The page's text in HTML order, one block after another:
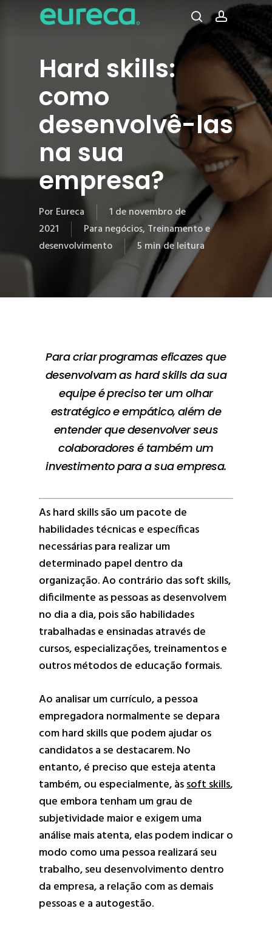
conteúdo
procuraconta
Hard skills:
como
desenvolvê-las
na sua
empresa?
Por Eureca
1 de novembro de
2021
Para negócios, Treinamento e
desenvolvimento
5 min de leitura
Para criar programas eficazes que
desenvolvam as hard skills da sua
equipe é preciso ter um olhar
estratégico e empático, além de
entender que desenvolver seus
colaboradores é também um
investimento para a sua empresa.
As hard skills são um pacote de
habilidades técnicas e específicas
necessárias para realizar um
determinado papel dentro da
organização. Ao contrário das soft skills,
dificilmente as pessoas as desenvolvem
no dia a dia, pois são habilidades
trabalhadas e ensinadas através de
cursos, especializações, treinamentos e
outros métodos de educação formais.
Ao analisar um currículo, a pessoa
empregadora normalmente se depara
com hard skills que podem ajudar os
candidatos a se destacarem. No
entanto, é preciso que esteja atenta
também, ou especialmente, àssoft skills,
que embora tenham um grau de
subjetividade maior e exigem uma
análise mais atenta, elas podem indicar o
modo como uma pessoa realizará seu
trabalho, seu desenvolvimento dentro
da empresa, a relação com as demais
pessoas e a autogestão.